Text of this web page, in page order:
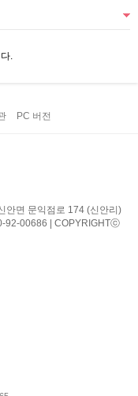
.
PC 버전
안면 문익점로 174 (신안리)
92-00686 | COPYRIGHTⓒ